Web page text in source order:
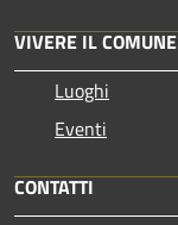
VIVERE IL COMUNE
Luoghi
Eventi
CONTATTI